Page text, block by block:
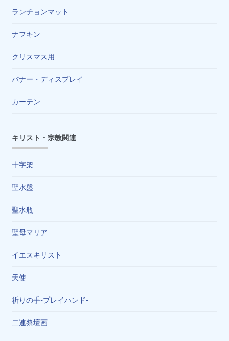
ランチョンマット
ナフキン
クリスマス用
バナー・ディスプレイ
カーテン
キリスト・宗教関連
十字架
聖水盤
聖水瓶
聖母マリア
イエスキリスト
天使
祈りの手-プレイハンド-
二連祭壇画